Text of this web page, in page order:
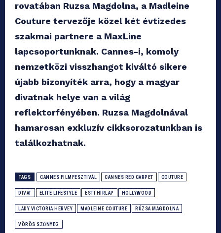
rovatában Ruzsa Magdolna, a Madleine
Couture tervezője közel két évtizedes
szakmai partnere a MaxLine
lapcsoportunknak. Cannes-i, komoly
nemzetközi visszhangot kiváltó sikere
újabb bizonyíték arra, hogy a magyar
divatnak helye van a világ
reflektorfényében. Ruzsa Magdolnával
hamarosan exkluzív cikksorozatunkban is
találkozhatnak.
TAGS CANNES FILMFESZTIVÁL CANNES RED CARPET COUTURE
DIVAT ELITE LIFESTYLE ESTI HÍRLAP HOLLYWOOD
LADY VICTORIA HERVEY MADLEINE COUTURE RÚZSA MAGDOLNA
VÖRÖS SZŐNYEG